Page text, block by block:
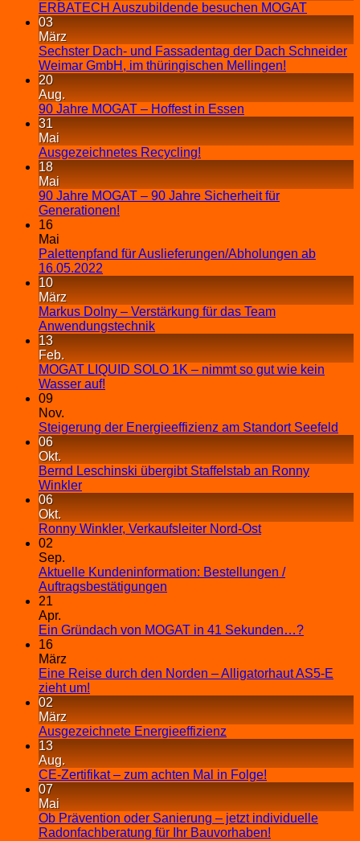
ERBATECH Auszubildende besuchen MOGAT
03
März
Sechster Dach- und Fassadentag der Dach Schneider
Weimar GmbH, im thüringischen Mellingen!
20
Aug.
90 Jahre MOGAT – Hoffest in Essen
31
Mai
Ausgezeichnetes Recycling!
18
Mai
90 Jahre MOGAT – 90 Jahre Sicherheit für
Generationen!
16
Mai
Palettenpfand für Auslieferungen/Abholungen ab
16.05.2022
10
März
Markus Dolny – Verstärkung für das Team
Anwendungstechnik
13
Feb.
MOGAT LIQUID SOLO 1K – nimmt so gut wie kein
Wasser auf!
09
Nov.
Steigerung der Energieeffizienz am Standort Seefeld
06
Okt.
Bernd Leschinski übergibt Staffelstab an Ronny
Winkler
06
Okt.
Ronny Winkler, Verkaufsleiter Nord-Ost
02
Sep.
Aktuelle Kundeninformation: Bestellungen /
Auftragsbestätigungen
21
Apr.
Ein Gründach von MOGAT in 41 Sekunden…?
16
März
Eine Reise durch den Norden – Alligatorhaut AS5-E
zieht um!
02
März
Ausgezeichnete Energieeffizienz
13
Aug.
CE-Zertifikat – zum achten Mal in Folge!
07
Mai
Ob Prävention oder Sanierung – jetzt individuelle
Radonfachberatung für Ihr Bauvorhaben!